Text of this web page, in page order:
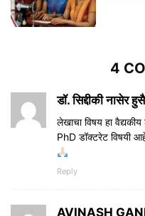
4
डॉ. सिद्दीकी नासेर
लेखाचा विषय हा
PhD डॉक्टरेट विषयी
Reply
AVINASH